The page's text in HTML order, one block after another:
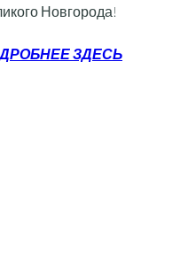
Новгорода!
ЗДЕСЬ